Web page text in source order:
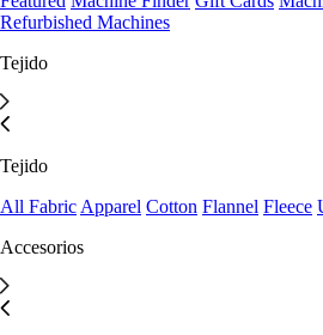
Refurbished Machines
Tejido
Tejido
All Fabric Apparel Cotton Flannel Fleece
Accesorios